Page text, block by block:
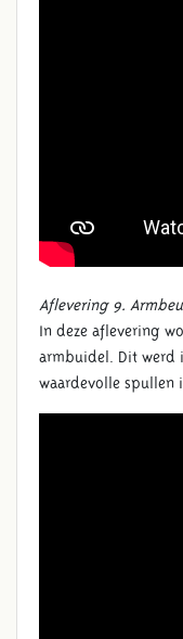
Aflevering 9.
In deze aflevering
armbuidel. Dit werd
waardevolle spullen